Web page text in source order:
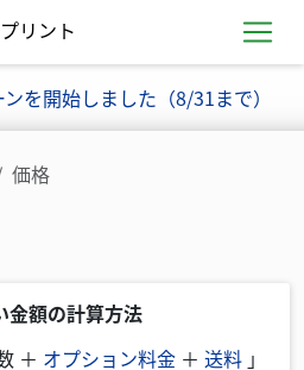
リント
を開始しました（8/31まで）
価格
金額の計算方法
＋ オプション料金 ＋ 送料 」